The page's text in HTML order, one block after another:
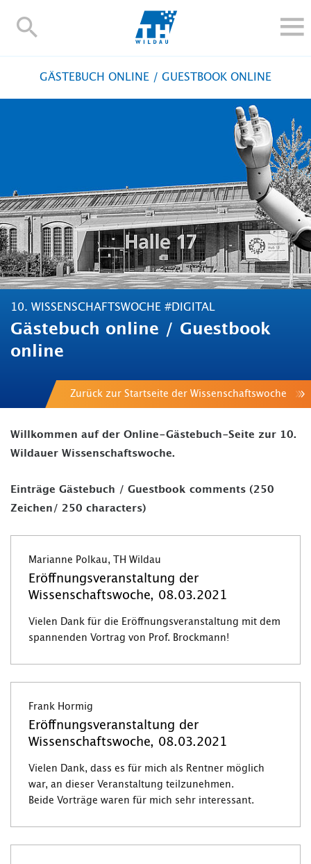
TH-
STUDIEREN UND WEITERBILDEN
BESCHÄFTIGTE
Blogs Kontakt und Anfahrt Webmail Moodle
TH Online-Portal Personensuche English
GÄSTEBUCH ONLINE / GUESTBOOK ONLINE
10. WISSENSCHAFTSWOCHE #DIGITAL
Gästebuch online / Guestbook
online
Zurück zur Startseite der Wissenschaftswoche
Willkommen auf der Online-Gästebuch-Seite zur 10.
Wildauer Wissenschaftswoche.
Einträge Gästebuch / Guestbook comments (250
Zeichen/ 250 characters)
Marianne Polkau, TH Wildau
Eröffnungsveranstaltung der
Wissenschaftswoche, 08.03.2021
Vielen Dank für die Eröffnungsveranstaltung mit dem
spannenden Vortrag von Prof. Brockmann!
Frank Hormig
Eröffnungsveranstaltung der
Wissenschaftswoche, 08.03.2021
Vielen Dank, dass es für mich als Rentner möglich
war, an dieser Veranstaltung teilzunehmen.
Beide Vorträge waren für mich sehr interessant.